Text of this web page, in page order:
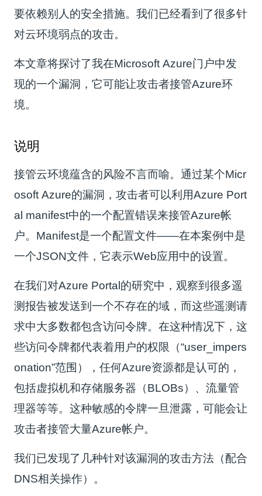
要依赖别人的安全措施。我们已经看到了很多针
对云环境弱点的攻击。
本文章将探讨了我在Microsoft Azure门户中发
现的一个漏洞，它可能让攻击者接管Azure环
境。
说明
接管云环境蕴含的风险不言而喻。通过某个Micr
osoft Azure的漏洞，攻击者可以利用Azure Port
al manifest中的一个配置错误来接管Azure帐
户。Manifest是一个配置文件——在本案例中是
一个JSON文件，它表示Web应用中的设置。
在我们对Azure Portal的研究中，观察到很多遥
测报告被发送到一个不存在的域，而这些遥测请
求中大多数都包含访问令牌。在这种情况下，这
些访问令牌都代表着用户的权限（“user_impers
onation”范围），任何Azure资源都是认可的，
包括虚拟机和存储服务器（BLOBs）、流量管
理器等等。这种敏感的令牌一旦泄露，可能会让
攻击者接管大量Azure帐户。
我们已发现了几种针对该漏洞的攻击方法（配合
DNS相关操作）。